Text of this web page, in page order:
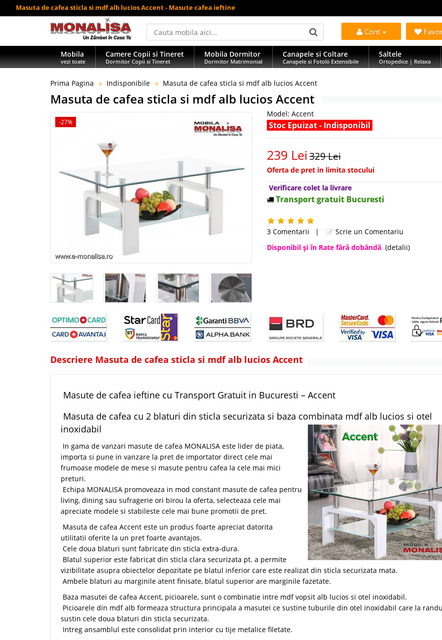
Masuta de cafea sticla si mdf alb lucios Accent - Masute cafea ieftine
Cont
Mobila
vezi toate
Camere Copii si Tineret
Dormitor Copii si Tineret
Mobila Dormitor
Dormitor Matrimonial
Canapele si Coltare
Canapele si Fotolii Extensibile
Saltele
Ortopedice | Relaxa
Prima Pagina Indisponibile Masuta de cafea sticla si mdf alb lucios Accent
Masuta de cafea sticla si mdf alb lucios Accent
-27%
Model: Accent
Stoc Epuizat - Indisponibil
239 Lei329 Lei
Oferta de pret in limita stocului
Verificare colet la livrare
Transport gratuit Bucuresti
3 Comentarii |
Scrie un Comentariu
Disponibil şi în Rate fără dobândă (detalii)
Descriere Masuta de cafea sticla si mdf alb lucios Accent
Masute de cafea ieftine cu Transport Gratuit in Bucuresti – Accent
Masuta de cafea cu 2 blaturi din sticla securizata si baza combinata mdf alb lucios si otel
inoxidabil
In gama de vanzari masute de cafea MONALISA este lider de piata,
importa si pune in vanzare la pret de importator direct cele mai
frumoase modele de mese si masute pentru cafea la cele mai mici
preturi.
Echipa MONALISA promoveaza in mod constant masute de cafea pentru
living, dining sau sufragerie ori birou la oferta, selecteaza cele mai
apreciate modele si stabileste cele mai bune promotii de pret.
Masuta de cafea Accent este un produs foarte apreciat datorita
utilitatii oferite la un pret foarte avantajos.
Cele doua blaturi sunt fabricate din sticla extra-dura.
Blatul superior este fabricat din sticla clara securizata pt. a permite
vizibilitate asupra obiectelor depozitate pe blatul inferior care este realizat din sticla securizata mata.
Ambele blaturi au marginile atent finisate, blatul superior are marginile fazetate.
Baza masutei de cafea Accent, picioarele, sunt o combinatie intre mdf vopsit alb lucios si otel inoxidabil.
Picioarele din mdf alb formeaza structura principala a masutei ce sustine tuburile din otel inoxidabil care la
sustin cele doua blaturi din sticla securizata.
Intreg ansamblul este consolidat prin interior cu tije metalice filetate.